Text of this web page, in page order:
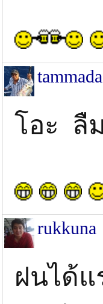
โอะ ลื
rukkuna
ฝนได้แ